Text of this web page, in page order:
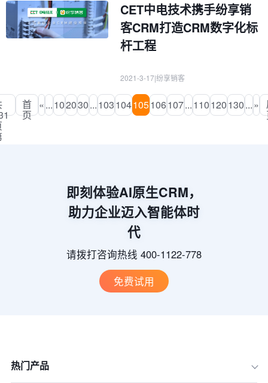
CET中电技术携手纷享销
客CRM打造CRM数字化标
杆工程
2021-3-17|纷享销客
首
页
«...102030...103104105106107...110120130...»
即刻体验AI原生CRM，
助力企业迈入智能体时
代
请拨打咨询热线 400-1122-778
免费试用
热门产品